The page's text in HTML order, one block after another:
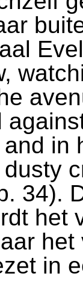
in
34).
het
het
in